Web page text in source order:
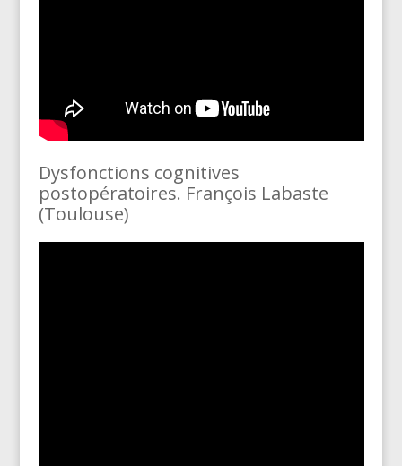
Dysfonctions cognitives
postopératoires. François Labaste
(Toulouse)